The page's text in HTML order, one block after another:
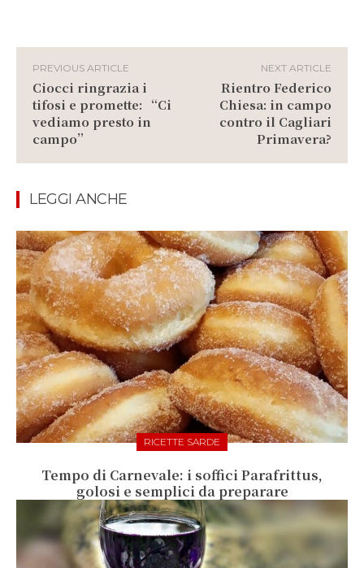
PREVIOUS ARTICLE
Ciocci ringrazia i
tifosi e promette: “Ci
vediamo presto in
campo”
NEXT ARTICLE
Rientro Federico
Chiesa: in campo
contro il Cagliari
Primavera?
LEGGI ANCHE
RICETTE SARDE
Tempo di Carnevale: i soffici Parafrittus,
golosi e semplici da preparare